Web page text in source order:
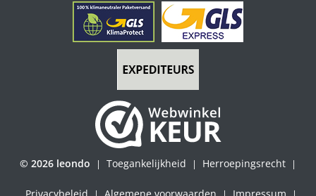
© 2026 leondo | Toegankelijkheid | Herroepingsrecht |